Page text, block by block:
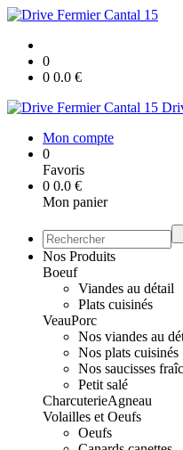
0
0 0.0 €
Mon compte
0
Favoris
0 0.0 €
Mon panier
Nos Produits
Boeuf
Viandes au détail
Plats cuisinés
VeauPorc
Nos viandes au
Nos plats cuisinés
Nos saucisses
Petit salé
CharcuterieAgneau
Volailles et Oeufs
Oeufs